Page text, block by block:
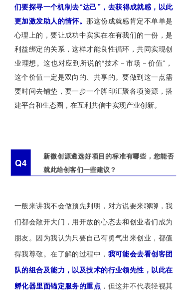
们要探寻一个机制去“达己”，去获得成就感，以此
更加激发助人的情怀。那这份成就感肯定不单单是
心理上的，要让成功中实实在在有我们的一份，是
利益绑定的关系，这样才能良性循环，共同实现创
业理想。这也对应到所说的“技术－市场－价值”，
这个价值一定是双向的、共享的。要做到这一点需
要时间去铺垫，要一步一个脚印汇聚各项资源，搭
建平台和生态圈，在互利共信中实现产业创新。
Q4
新微创源遴选好项目的标准有哪些，您能否
就此给创客们一些建议？
一般来讲我不会做预先判明，对方说要来聊聊，我
们都会敞开大门，用开放的心态去和创业者们成为
朋友。因为我认为只要自己有勇气出来创业，都值
得我尊敬。在了解的过程中， 我可能会去看创客团
队的组合及能力，以及技术的行业领先性，以此在
孵化器里面锚定服务的重点 ，但这并不代表轻视其